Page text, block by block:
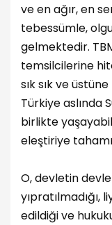
ve en ağır, en
tebessümle,
gelmektedir.
temsilcilerine
sık sık ve
Türkiye aslında
birlikte
eleştiriye
O, devletin
edildiği ve